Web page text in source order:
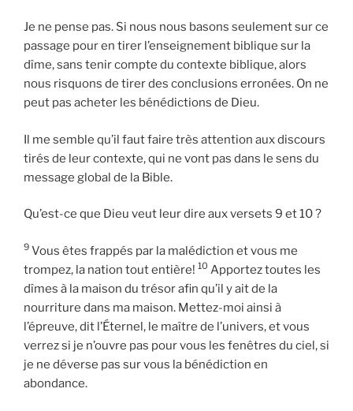
Je ne pense pas. Si nous nous basons seulement sur ce
passage pour en tirer l’enseignement biblique sur la
dîme, sans tenir compte du contexte biblique, alors
nous risquons de tirer des conclusions erronées. On ne
peut pas acheter les bénédictions de Dieu.
Il me semble qu’il faut faire très attention aux discours
tirés de leur contexte, qui ne vont pas dans le sens du
message global de la Bible.
Qu’est-ce que Dieu veut leur dire aux versets 9 et 10 ?
9 Vous êtes frappés par la malédiction et vous me
trompez, la nation tout entière! 10 Apportez toutes les
dîmes à la maison du trésor afin qu’il y ait de la
nourriture dans ma maison. Mettez-moi ainsi à
l’épreuve, dit l’Éternel, le maître de l’univers, et vous
verrez si je n’ouvre pas pour vous les fenêtres du ciel, si
je ne déverse pas sur vous la bénédiction en
abondance.